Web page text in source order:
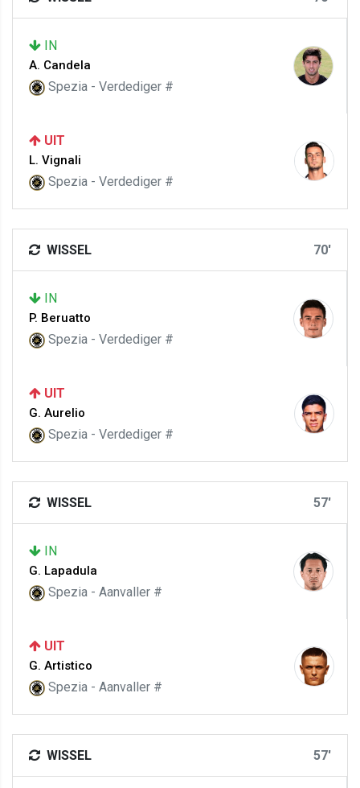
IN
A. Candela
Spezia - Verdediger #
UIT
L. Vignali
Spezia - Verdediger #
WISSEL 70'
IN
P. Beruatto
Spezia - Verdediger #
UIT
G. Aurelio
Spezia - Verdediger #
WISSEL 57'
IN
G. Lapadula
Spezia - Aanvaller #
UIT
G. Artistico
Spezia - Aanvaller #
WISSEL 57'